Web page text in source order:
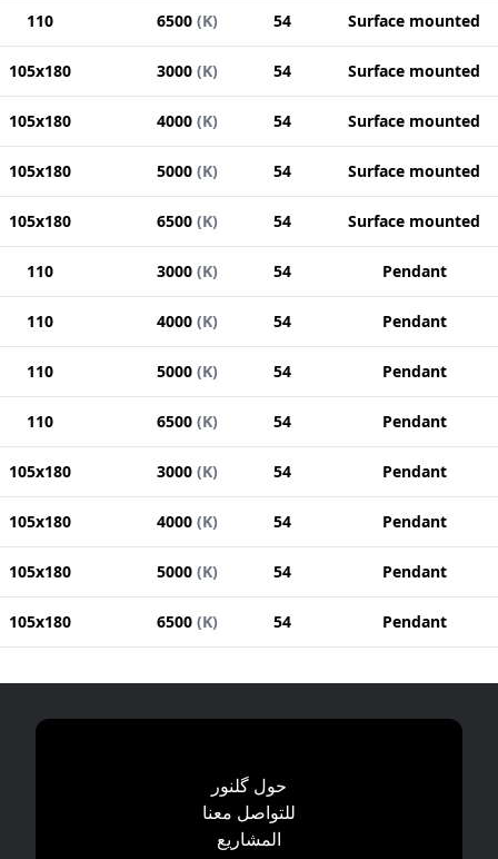
Surface mounted
54
6500 (K)
110
Surface mounted
54
3000 (K)
105x180
Surface mounted
54
4000 (K)
105x180
Surface mounted
54
5000 (K)
105x180
Surface mounted
54
6500 (K)
105x180
Pendant
54
3000 (K)
110
Pendant
54
4000 (K)
110
Pendant
54
5000 (K)
110
Pendant
54
6500 (K)
110
Pendant
54
3000 (K)
105x180
Pendant
54
4000 (K)
105x180
Pendant
54
5000 (K)
105x180
Pendant
54
6500 (K)
105x180
حول گلنور
للتواصل معنا
المشاریع